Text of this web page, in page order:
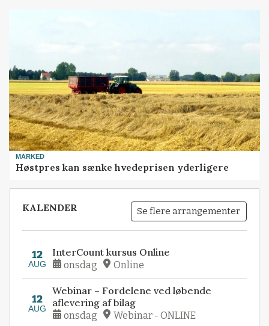
MARKED
Høstpres kan sænke hvedeprisen yderligere
KALENDER Se flere arrangementer
12
AUG
InterCount kursus Online
onsdag Online
12
AUG
Webinar – Fordelene ved løbende
aflevering af bilag
onsdag Webinar - ONLINE